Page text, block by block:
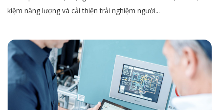
kiệm năng lượng và cải thiện trải nghiệm người...